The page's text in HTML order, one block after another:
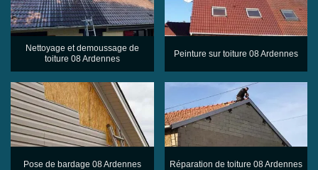
Nettoyage et demoussage de
toiture 08 Ardennes
Peinture sur toiture 08 Ardennes
Pose de bardage 08 Ardennes Réparation de toiture 08 Ardennes